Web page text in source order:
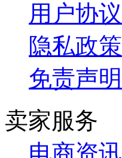
用户协议
隐私政策
免责声明
卖家服务